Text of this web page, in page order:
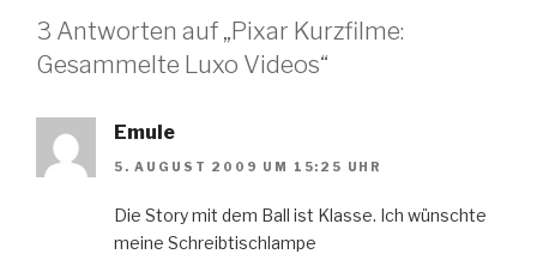
3 Antworten auf „Pixar Kurzfilme:
Gesammelte Luxo Videos“
Emule
5. AUGUST 2009 UM 15:25 UHR
Die Story mit dem Ball ist Klasse. Ich wünschte
meine Schreibtischlampe